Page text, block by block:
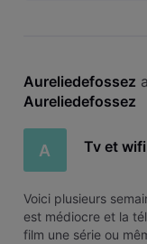
Aureliedefossez
Aureliedefossez
A Tv et
Voici plusieurs
est médiocre et la
film une série ou